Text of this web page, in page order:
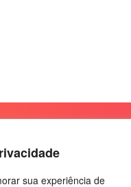
sua experiência de